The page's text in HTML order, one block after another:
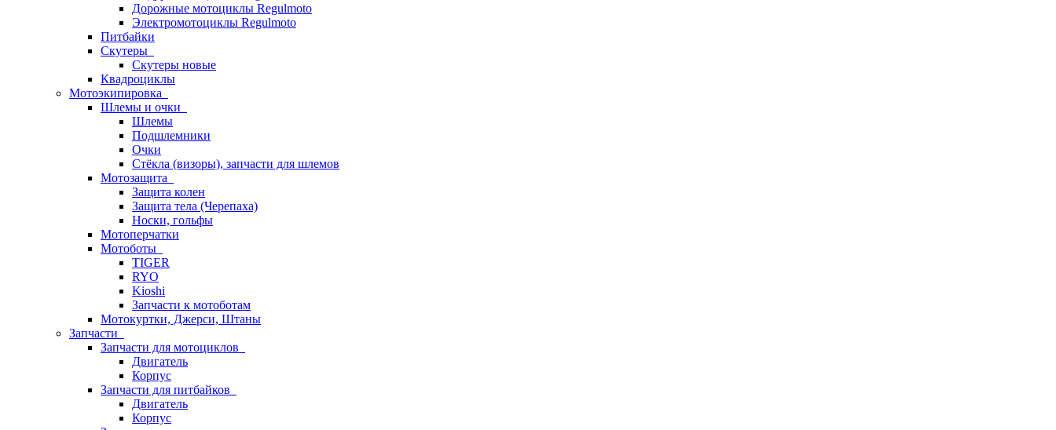
Дорожные мотоциклы Regulmoto
Электромотоциклы Regulmoto
Питбайки
Скутеры
Скутеры новые
Квадроциклы
Мотоэкипировка
Шлемы и очки
Шлемы
Подшлемники
Очки
Стёкла (визоры), запчасти для шлемов
Мотозащита
Защита колен
Защита тела (Черепаха)
Носки, гольфы
Мотоперчатки
Мотоботы
TIGER
RYO
Kioshi
Запчасти к мотоботам
Мотокуртки, Джерси, Штаны
Запчасти
Запчасти для мотоциклов
Двигатель
Корпус
Запчасти для питбайков
Двигатель
Корпус